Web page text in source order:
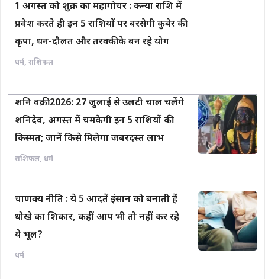
1 अगस्त को शुक्र का महागोचर : कन्या राशि में
प्रवेश करते ही इन 5 राशियों पर बरसेगी कुबेर की
कृपा, धन-दौलत और तरक्की के बन रहे योग
धर्म, राशिफल
शनि वक्री 2026: 27 जुलाई से उलटी चाल चलेंगे
शनिदेव, अगस्त में चमकेगी इन 5 राशियों की
किस्मत; जानें किसे मिलेगा जबरदस्त लाभ
राशिफल, धर्म
चाणक्य नीति : ये 5 आदतें इंसान को बनाती हैं
धोखे का शिकार, कहीं आप भी तो नहीं कर रहे
ये भूल?
धर्म